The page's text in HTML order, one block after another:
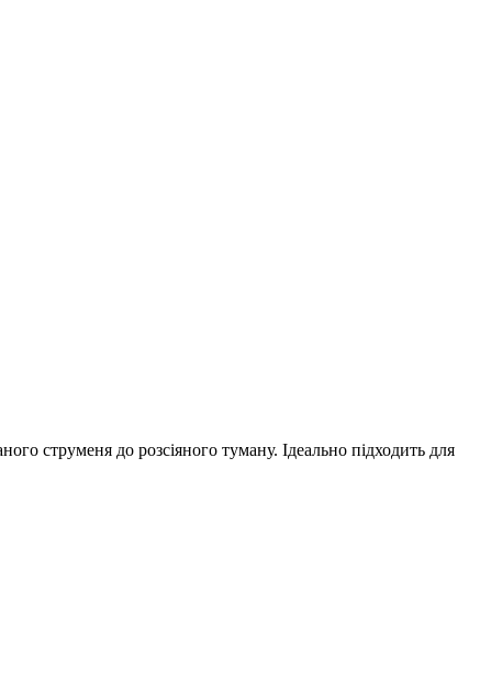
струменя до розсіяного туману. Ідеально підходить для